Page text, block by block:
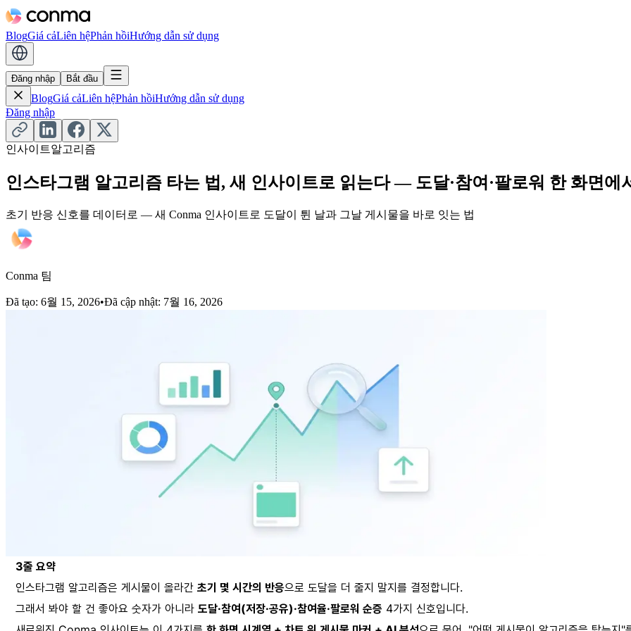
BlogGiá cảLiên hệPhản hồiHướng dẫn sử dụng
Đăng nhập Bắt đầu
BlogGiá cảLiên hệPhản hồiHướng dẫn sử dụng
Đăng nhập
인사이트알고리즘
인스타그램 알고리즘 타는 법, 새 인사이트로 읽는다 — 도달·참여·팔로워 한 화면에
초기 반응 신호를 데이터로 — 새 Conma 인사이트로 도달이 튄 날과 그날 게시물을 바로 잇는 법
Conma 팀
Đã tạo: 6월 15, 2026•Đã cập nhật: 7월 16, 2026
3줄 요약
인스타그램 알고리즘은 게시물이 올라간 초기 몇 시간의 반응으로 도달을 더 줄지 말지를 결정합니다.
그래서 봐야 할 건 좋아요 숫자가 아니라 도달·참여(저장·공유)·참여율·팔로워 순증 4가지 신호입니다.